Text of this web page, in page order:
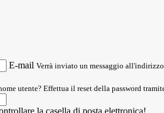
E-mail Verrà inviato un messaggio
utente? Effettua il reset della password